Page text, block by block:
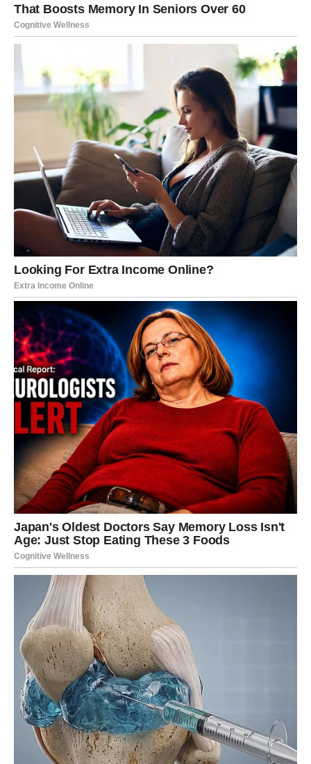
neće biti običan susret. Već pri prvom razgovoru osjetit
ćeš posebnu povezanost i osjećaj kao da se poznajete
Sudbina ti poručuje da ne bježiš od emocija. Prestani se
plašiti razočaranja jer ono što dolazi ima potencijal da
preraste u nešto ozbiljno i lijepo. Zvijezde ti šalju priliku
koju vrijedi prihvatiti.
AKO SI IZABRAO DRUGI
LJUBAVNI PAR
Tvoje srce je prošlo kroz mnogo toga. Bilo je trenutaka
kada si davao sve od sebe, a zauzvrat nisi dobio ono što
si očekivao. Uprkos tome, još uvijek vjeruješ da prava
ljubav postoji.
Pred tobom su dani velikih iznenađenja. Osoba iz
prošlosti mogla bi ponovo ući u tvoj život. Moguće je da
ćeš dobiti poruku, poziv ili sasvim slučajno sresti nekoga
ko je nekada imao posebno mjesto u tvom srcu.
Međutim, ovoga puta neće biti isto. Oboje ste se
promijenili i sazreli. Ako između vas još postoje osjećaji,
postoji velika mogućnost da pokušate ispočetka, ali na
mnogo zdravijim temeljima.
Za one koji nisu spremni da se vraćaju u prošlost,
sudbina donosi novo poznanstvo koje će probuditi
osjećaje za koje ste mislili da više ne postoje. Neko će
vas osvojiti pažnjom, iskrenošću i toplinom.
Najvažnije je da ne zatvaraš vrata prije nego što nekome
pružiš priliku. Ljubav često dolazi u potpuno drugačijem
obliku nego što smo zamišljali.
AKO SI IZABRAO TREĆI
LJUBAVNI PAR
Ti tražiš sigurnost, odanost i iskrenost. Ne voliš igre niti